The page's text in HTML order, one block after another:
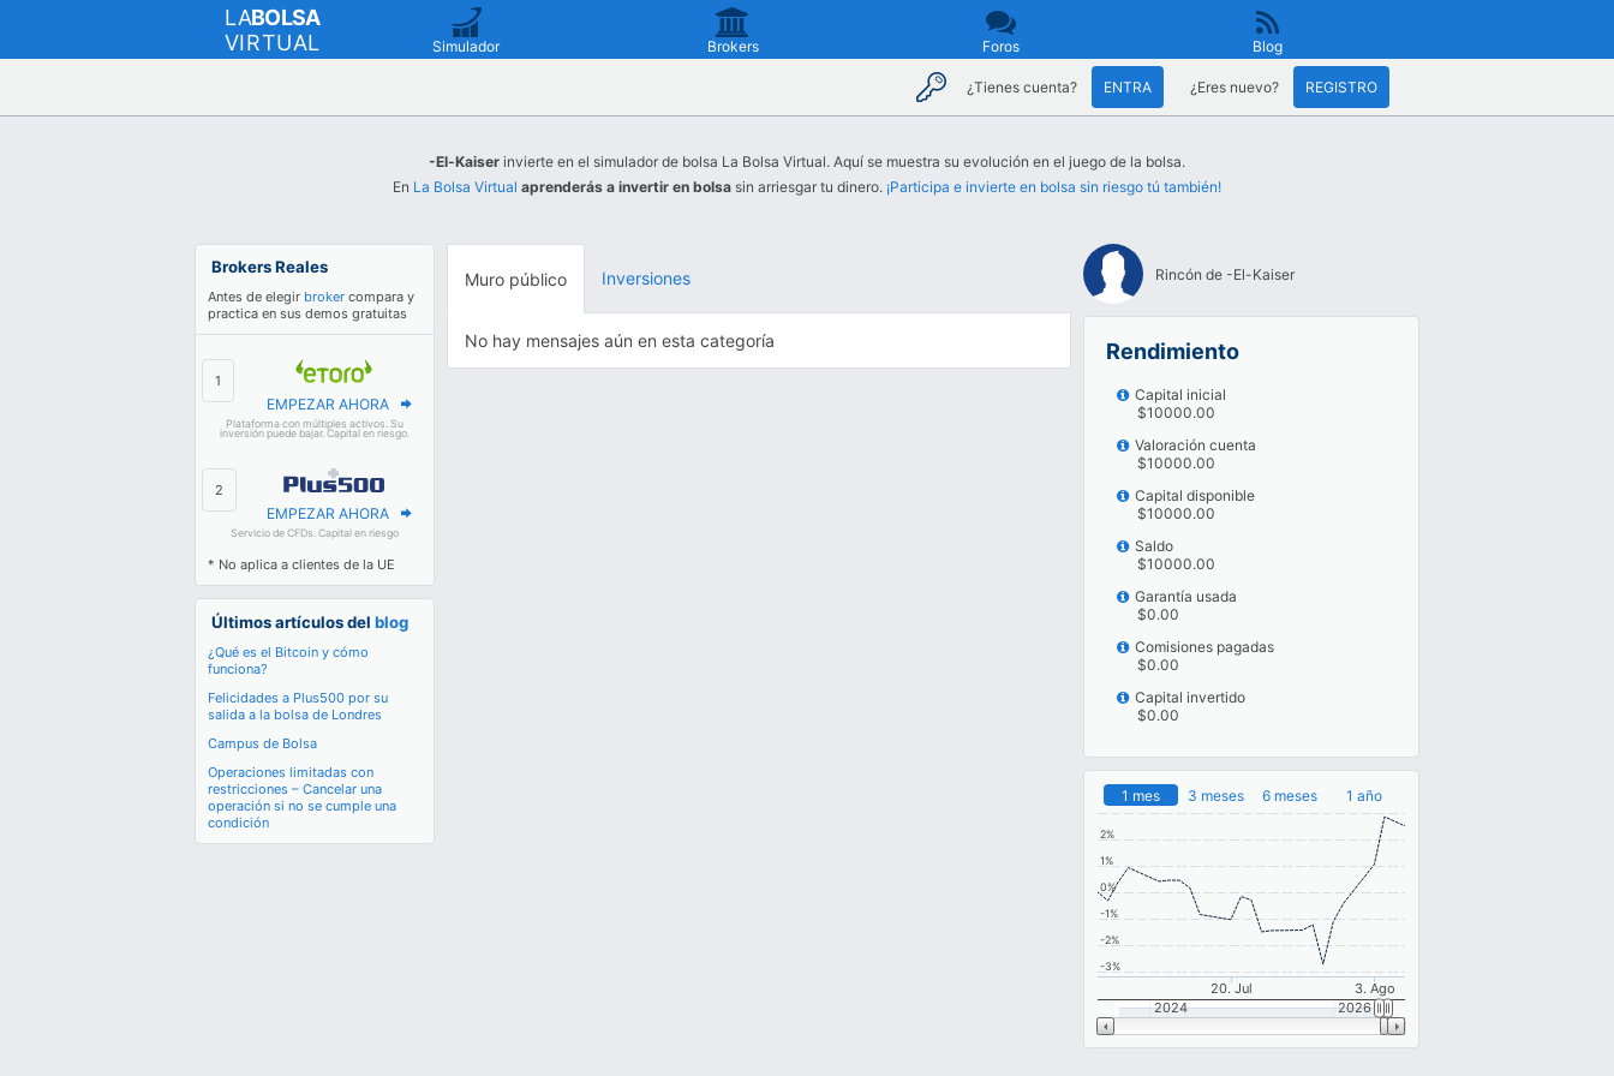
LABOLSA
VIRTUAL
Simulador Brokers Foros Blog
¿Tienes cuenta? ENTRA ¿Eres nuevo? REGISTRO
-El-Kaiser invierte en el simulador de bolsa La Bolsa Virtual. Aquí se muestra su evolución en el juego de la bolsa.
En La Bolsa Virtual aprenderás a invertir en bolsa sin arriesgar tu dinero. ¡Participa e invierte en bolsa sin riesgo tú también!
Brokers Reales
Antes de elegir broker compara y
practica en sus demos gratuitas
EMPEZAR AHORA
Plataforma con múltiples activos. Su
inversión puede bajar. Capital en riesgo.
EMPEZAR AHORA
Servicio de CFDs. Capital en riesgo
* No aplica a clientes de la UE
Últimos artículos delblog
¿Qué es el Bitcoin y cómo
funciona?
Felicidades a Plus500 por su
salida a la bolsa de Londres
Campus de Bolsa
Operaciones limitadas con
restricciones – Cancelar una
operación si no se cumple una
condición
Muro público Inversiones
No hay mensajes aún en esta categoría
Rincón de -El-Kaiser
Rendimiento
Capital inicial
$10000.00
Valoración cuenta
$10000.00
Capital disponible
$10000.00
Saldo
$10000.00
Garantía usada
$0.00
Comisiones pagadas
$0.00
Capital invertido
$0.00
20. Jul 3. Ago
-3%
-2%
-1%
0%
1%
2%
2024 2026
1 mes 3 meses 6 meses 1 año